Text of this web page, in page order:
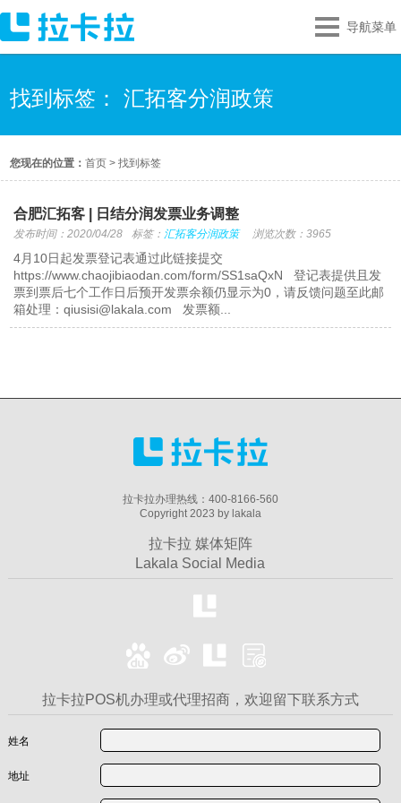
导航菜单
找到标签： 汇拓客分润政策
您现在的位置：首页 >找到标签
合肥汇拓客 | 日结分润发票业务调整
发布时间：2020/04/28 标签： 汇拓客分润政策 浏览次数：3965
4月10日起发票登记表通过此链接提交
https://www.chaojibiaodan.com/form/SS1saQxN 登记表提供且发
票到票后七个工作日后预开发票余额仍显示为0，请反馈问题至此邮
箱处理：qiusisi@lakala.com 发票额...
拉卡拉办理热线：400-8166-560
Copyright 2023 by lakala
拉卡拉 媒体矩阵
Lakala Social Media
拉卡拉POS机办理或代理招商，欢迎留下联系方式
姓名
地址